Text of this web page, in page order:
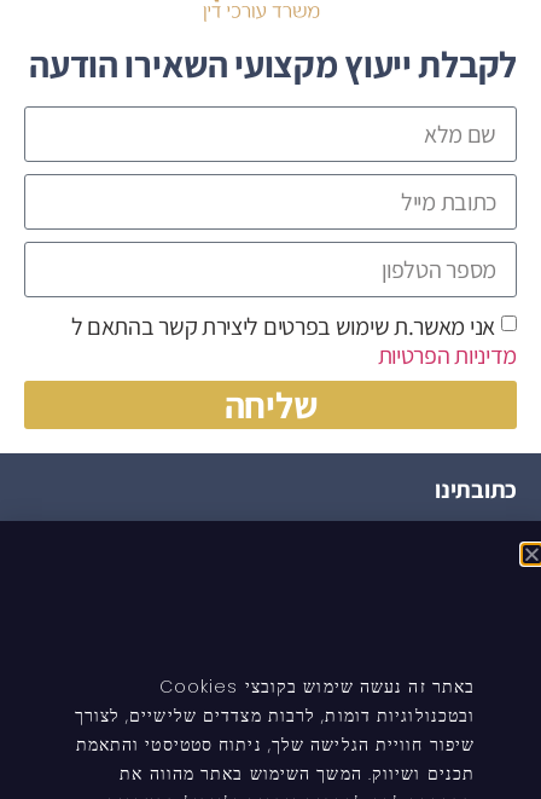
לקבלת ייעוץ מקצועי השאירו הודעה
אני מאשר.ת שימוש בפרטים ליצירת קשר בהתאם ל
מדיניות הפרטיות
שליחה
כתובתינו
טיפים ומידע
עדכונים לעורכי דין
באתר זה נעשה שימוש בקובצי Cookies
ובטכנולוגיות דומות, לרבות מצדדים שלישיים, לצורך
שיפור חוויית הגלישה שלך, ניתוח סטטיסטי והתאמת
תכנים ושיווק. המשך השימוש באתר מהווה את